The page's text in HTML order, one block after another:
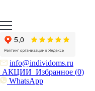
info@individoms.ru
АКЦИИ Избранное (0)
WhatsApp